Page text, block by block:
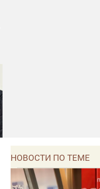
НОВОСТИ ПО ТЕМЕ